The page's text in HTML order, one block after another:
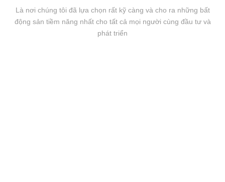
Là nơi chúng tôi đã lựa chọn rất kỹ càng và cho ra những bất
động sản tiềm năng nhất cho tất cả mọi người cùng đầu tư và
phát triển